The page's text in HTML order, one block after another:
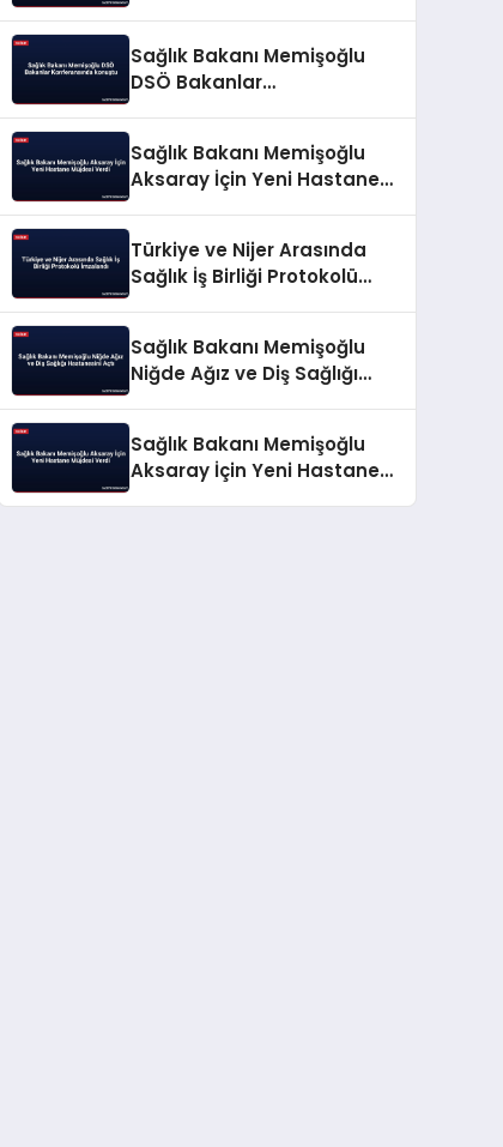
Sağlık Bakanı Memişoğlu
DSÖ Bakanlar
Sağlık Bakanı Memişoğlu
Aksaray İçin Yeni Hastane
Türkiye ve Nijer Arasında
Sağlık İş Birliği Protokolü
Sağlık Bakanı Memişoğlu
Niğde Ağız ve Diş Sağlığı
Sağlık Bakanı Memişoğlu
Aksaray İçin Yeni Hastane